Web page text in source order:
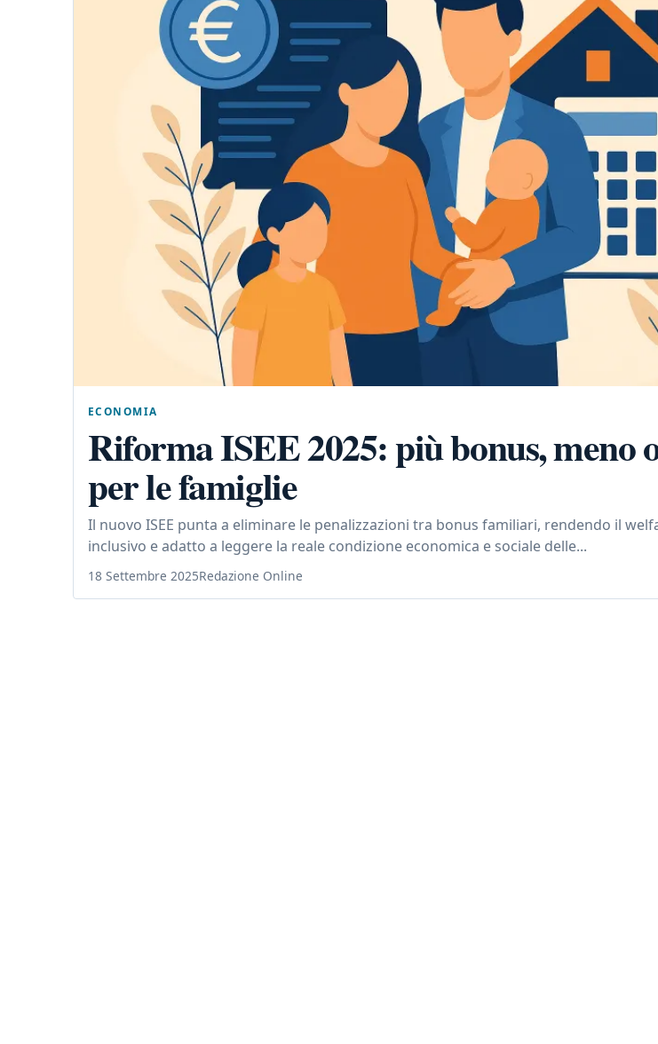
ECONOMIA
Riforma ISEE 2025: più bonus, meno
per le famiglie
Il nuovo ISEE punta a eliminare le penalizzazioni tra bonus familiari, rendendo il
inclusivo e adatto a leggere la reale condizione economica e sociale delle...
18 Settembre 2025Redazione Online